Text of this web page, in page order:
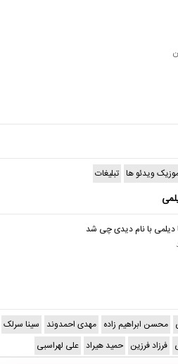
ویدئو ها تبلیغات
با نام دیدی چی شد
محسن ابراهیم زاده مهدی احمدوند سینا سرلک
فرزاد فرزین حمید هیراد علی لهراسبی